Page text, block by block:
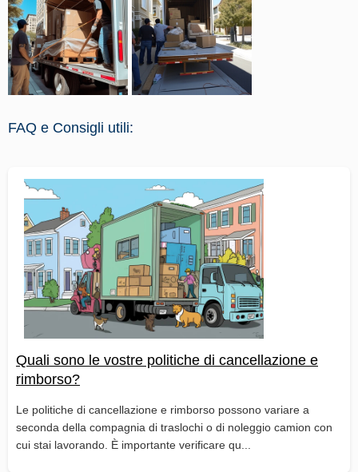
FAQ e Consigli utili:
Quali sono le vostre politiche di cancellazione e
rimborso?
Le politiche di cancellazione e rimborso possono variare a
seconda della compagnia di traslochi o di noleggio camion con
cui stai lavorando. È importante verificare qu...